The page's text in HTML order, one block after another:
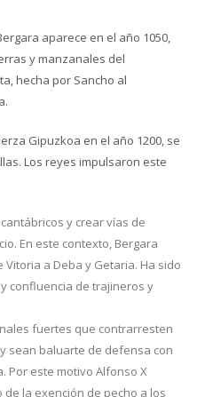
aparece en el año 1050,
y manzanales del
hecha por Sancho al
Gipuzkoa en el año 1200, se
Los reyes impulsaron este
y crear vías de
En este contexto, Bergara
a Deba y Getaria. Ha sido
confluencia de trajineros y
fuertes que contrarresten
sean baluarte de defensa con
Por este motivo Alfonso X
de la exención de pecho a los